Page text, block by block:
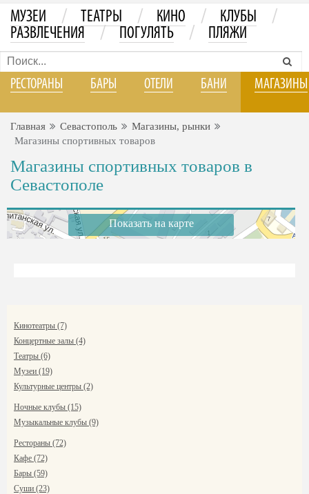
МУЗЕИ / ТЕАТРЫ / КИНО / КЛУБЫ /
РАЗВЛЕЧЕНИЯ / ПОГУЛЯТЬ / ПЛЯЖИ
РЕСТОРАНЫ БАРЫ ОТЕЛИ БАНИ МАГАЗИНЫ
Главная Севастополь
Магазины, рынки
Магазины спортивных товаров
Магазины спортивных товаров в
Севастополе
Показать на карте
Кинотеатры (7)
Концертные залы (4)
Театры (6)
Музеи (19)
Культурные центры (2)
Ночные клубы (15)
Музыкальные клубы (9)
Рестораны (72)
Кафе (72)
Бары (59)
Суши (23)